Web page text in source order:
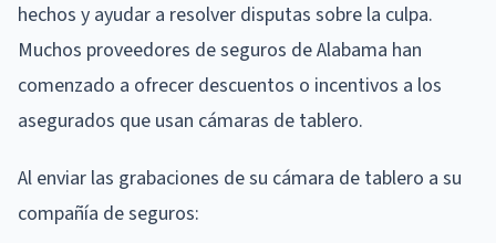
hechos y ayudar a resolver disputas sobre la culpa.
Muchos proveedores de seguros de Alabama han
comenzado a ofrecer descuentos o incentivos a los
asegurados que usan cámaras de tablero.
Al enviar las grabaciones de su cámara de tablero a su
compañía de seguros: